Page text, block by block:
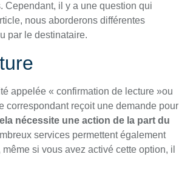
Cependant, il y a une question qui
nous aborderons différentes
par le destinataire.
appelée « confirmation de lecture »ou
correspondant reçoit une demande pour
nécessite une action de la part du
services permettent également
si vous avez activé cette option, il